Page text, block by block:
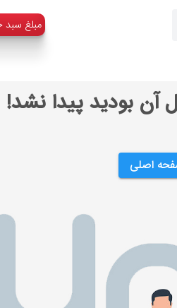
:مبلغ سبد
آن بودید پیدا نشد!
اصلی